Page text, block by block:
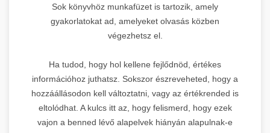
Sok könyvhöz munkafüzet is tartozik, amely
gyakorlatokat ad, amelyeket olvasás közben
végezhetsz el.
Ha tudod, hogy hol kellene fejlődnöd, értékes
információhoz juthatsz. Sokszor észreveheted, hogy a
hozzáállásodon kell változtatni, vagy az értékrended is
eltolódhat. A kulcs itt az, hogy felismerd, hogy ezek
vajon a benned lévő alapelvek hiányán alapulnak-e